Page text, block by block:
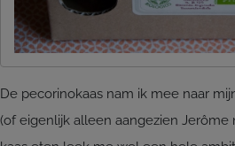
De pecorinokaas nam ik mee naar
(of eigenlijk alleen aangezien Jerôme